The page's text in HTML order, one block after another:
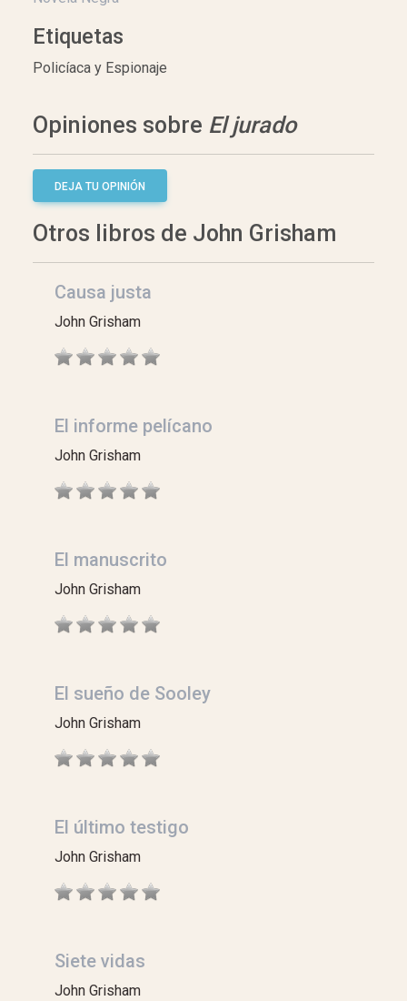
Etiquetas
Policíaca y Espionaje
Opiniones sobre El jurado
DEJA TU OPINIÓN
Otros libros de John Grisham
Causa justa
John Grisham
El informe pelícano
John Grisham
El manuscrito
John Grisham
El sueño de Sooley
John Grisham
El último testigo
John Grisham
Siete vidas
John Grisham